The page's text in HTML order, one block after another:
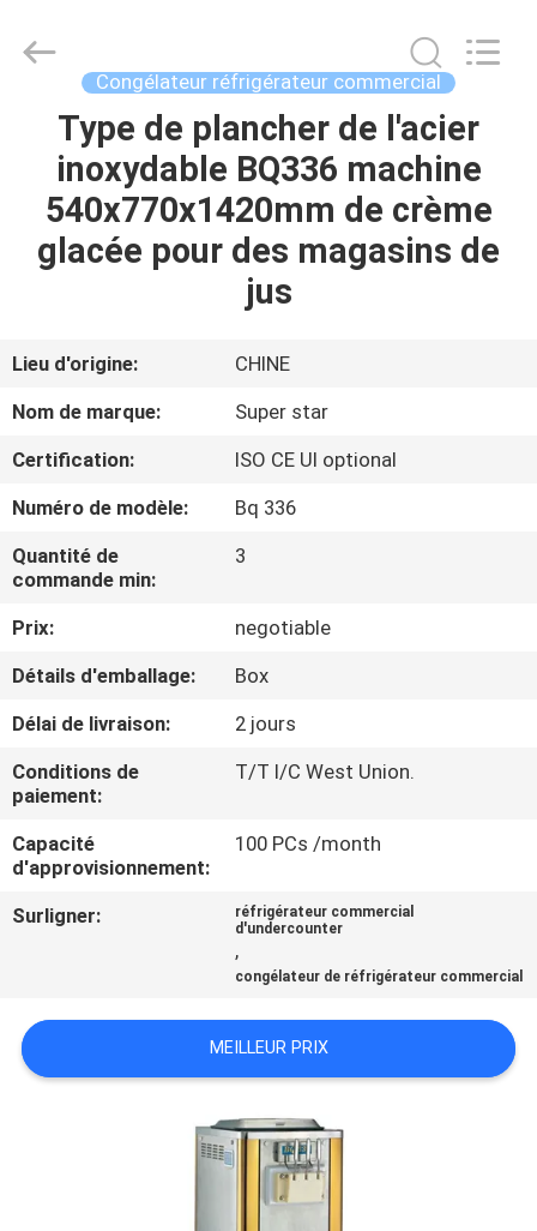
MAISON
PRODUITS
VIDÉOS
AU
SUJET
NOUS
VISITE
D'USINE
CONTRÔLE
DE
QUALITÉ
CONTACTEZ-
NOUS
CAS
Catering
equipments
Congélateur réfrigérateur commercial
Type de plancher de l'acier
inoxydable BQ336 machine
540x770x1420mm de crème
glacée pour des magasins de
jus
Lieu d'origine:
CHINE
Nom de marque:
Super star
Certification:
ISO CE Ul optional
Numéro de modèle:
Bq 336
Quantité de
commande min:
3
Prix:
negotiable
Détails d'emballage:
Box
Délai de livraison:
2 jours
Conditions de
paiement:
T/T l/C West Union.
Capacité
d'approvisionnement:
100 PCs /month
Surligner:
réfrigérateur commercial
d'undercounter
,
congélateur de réfrigérateur commercial
MEILLEUR PRIX